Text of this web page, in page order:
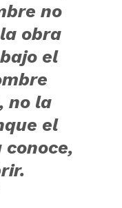
no
obra
el
no la
el
conoce,